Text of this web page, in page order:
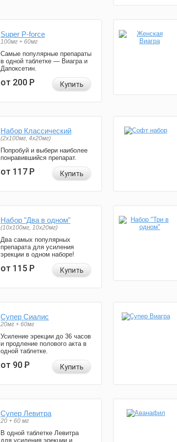
Super P-force
100мг + 60мг
Самые популярные препараты
в одной таблетке — Виагра и
Дапоксетин.
от 200Р Купить
Набор Классический
(2x100мг, 4x20мг)
Попробуй и выбери наиболее
понравившийся препарат.
от 117Р Купить
Набор "Два в одном"
(10x100мг, 10x20мг)
Два самых популярных
препарата для усиления
эрекции в одном наборе!
от 115Р Купить
Супер Сиалис
20мг + 60мг
Усиление эрекции до 36 часов
и продление полового акта в
одной таблетке.
от 90Р Купить
Супер Левитра
20 + 60 мг
В одной таблетке Левитра
для усиления эрекции и